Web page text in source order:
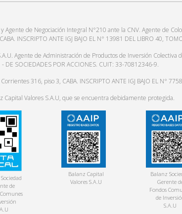
Agente de Negociación Integral N°210 ante la CNV. Agente de
INSCRIPTO ANTE IGJ BAJO EL N° 13981 DEL LIBRO 40,
Agente de Administración de Productos de Inversión
DE SOCIEDADES POR ACCIONES. CUIT: 33-70812346-9.
316, piso 3, CABA. INSCRIPTO ANTE IGJ BAJO EL N°
Valores S.A.U, que se encuentra debidamente protegida.
de
Balanz Capital
Valores S.A.U
Balanz
Gerente
Fondos
de
S.A.U